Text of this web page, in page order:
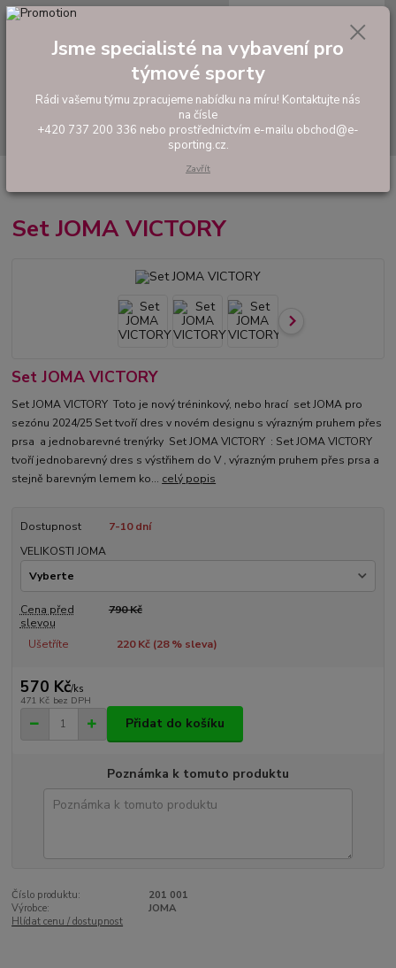
Hledat
tel: +420 737 200 336
0,00 Kč
Tréninkové oblečení
JOMA VICTORY
Set JOMA VICTORY
Set JOMA VICTORY
Set JOMA VICTORY Toto je nový tréninkový, nebo hrací set JOMA pro
sezónu 2024/25 Set tvoří dres v novém designu s výrazným pruhem přes
prsa a jednobarevné trenýrky Set JOMA VICTORY : Set JOMA VICTORY
tvoří jednobarevný dres s výstřihem do V , výrazným pruhem přes prsa a
stejně barevným lemem ko... celý popis
Dostupnost
7-10 dní
VELIKOSTI JOMA
Cena před
slevou
790 Kč
Ušetříte 220 Kč (28% sleva)
570 Kč/ks
471 Kč bez DPH
Přidat do košíku
Poznámka k tomuto produktu
Číslo produktu:
201 001
Výrobce:
JOMA
Hlídat cenu / dostupnost
Jsme specialisté na vybavení pro
týmové sporty
Rádi vašemu týmu zpracujeme nabídku na míru! Kontaktujte nás
na čísle
+420 737 200 336 nebo prostřednictvím e-mailu obchod@e-
sporting.cz.
Zavřít